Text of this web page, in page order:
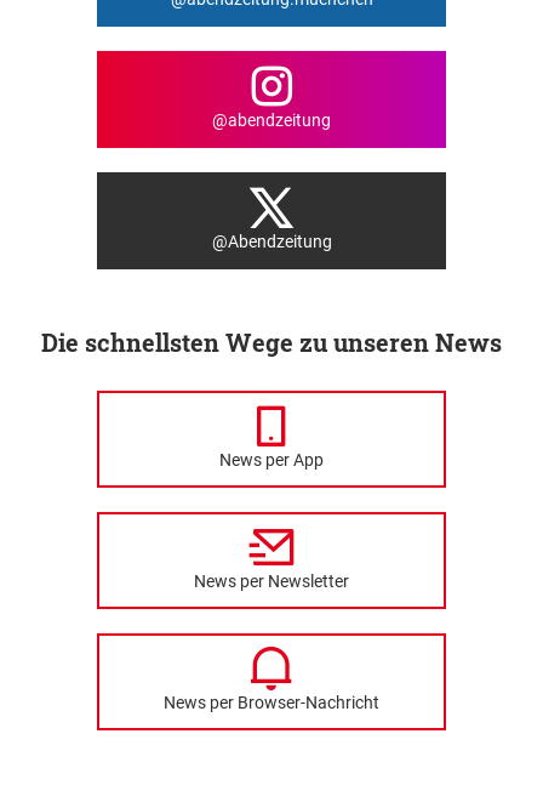
@abendzeitung
@Abendzeitung
Die schnellsten Wege zu unseren News
News per App
News per Newsletter
News per Browser-Nachricht